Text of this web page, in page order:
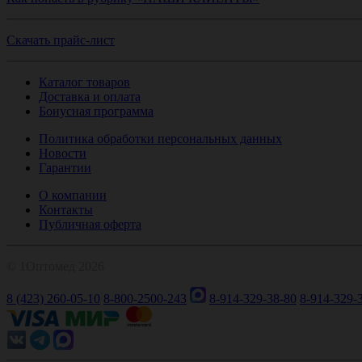
Скачать прайс-лист
Каталог товаров
Доставка и оплата
Бонусная программа
Политика обработки персональных данных
Новости
Гарантии
О компании
Контакты
Публичная оферта
8 (423) 260-05-10 8-800-2500-243 8-914-329-38-80 8-914-329-